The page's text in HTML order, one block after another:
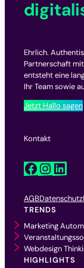
Ehrlich.
Partnerschaft
entsteht eine
Ihr Team sowie
Jetzt Hallo sagen
Kontakt
Facebook InstagramLinkedIn
AGBDatenschutz
TRENDS
Marketing
Webdesign
HIGHLIGHTS